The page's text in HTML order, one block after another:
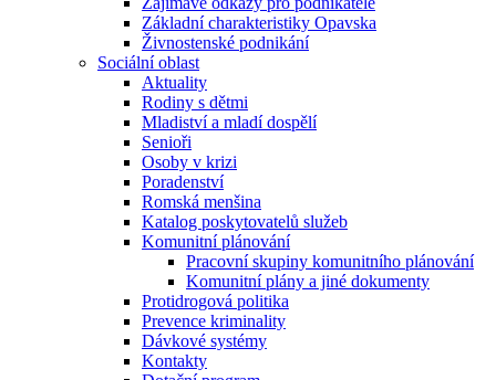
Základní charakteristiky Opavska
Živnostenské podnikání
Sociální oblast
Aktuality
Rodiny s dětmi
Mladiství a mladí dospělí
Senioři
Osoby v krizi
Poradenství
Romská menšina
Katalog poskytovatelů služeb
Komunitní plánování
Pracovní skupiny komunitního plánování
Komunitní plány a jiné dokumenty
Protidrogová politika
Prevence kriminality
Dávkové systémy
Kontakty